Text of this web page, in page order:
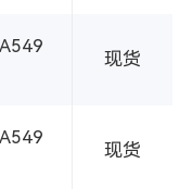
现货
现货